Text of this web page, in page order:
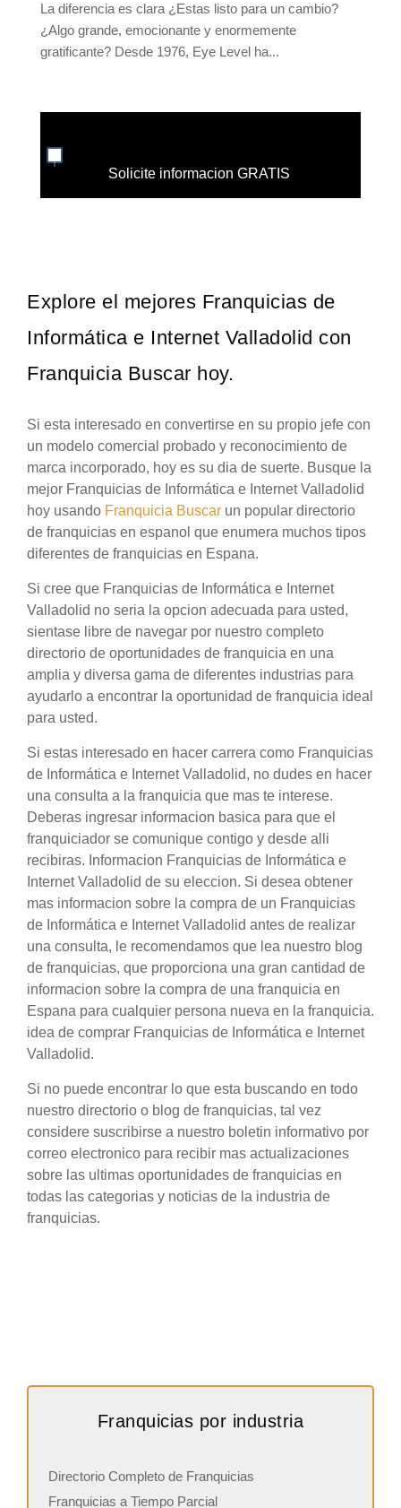
La diferencia es clara ¿Estas listo para un cambio?
¿Algo grande, emocionante y enormemente
gratificante? Desde 1976, Eye Level ha...
Solicite informacion GRATIS
Explore el mejores Franquicias de
Informática e Internet Valladolid con
Franquicia Buscar hoy.
Si esta interesado en convertirse en su propio jefe con
un modelo comercial probado y reconocimiento de
marca incorporado, hoy es su dia de suerte. Busque la
mejor Franquicias de Informática e Internet Valladolid
hoy usando Franquicia Buscar un popular directorio
de franquicias en espanol que enumera muchos tipos
diferentes de franquicias en Espana.
Si cree que Franquicias de Informática e Internet
Valladolid no seria la opcion adecuada para usted,
sientase libre de navegar por nuestro completo
directorio de oportunidades de franquicia en una
amplia y diversa gama de diferentes industrias para
ayudarlo a encontrar la oportunidad de franquicia ideal
para usted.
Si estas interesado en hacer carrera como Franquicias
de Informática e Internet Valladolid, no dudes en hacer
una consulta a la franquicia que mas te interese.
Deberas ingresar informacion basica para que el
franquiciador se comunique contigo y desde alli
recibiras. Informacion Franquicias de Informática e
Internet Valladolid de su eleccion. Si desea obtener
mas informacion sobre la compra de un Franquicias
de Informática e Internet Valladolid antes de realizar
una consulta, le recomendamos que lea nuestro blog
de franquicias, que proporciona una gran cantidad de
informacion sobre la compra de una franquicia en
Espana para cualquier persona nueva en la franquicia.
idea de comprar Franquicias de Informática e Internet
Valladolid.
Si no puede encontrar lo que esta buscando en todo
nuestro directorio o blog de franquicias, tal vez
considere suscribirse a nuestro boletin informativo por
correo electronico para recibir mas actualizaciones
sobre las ultimas oportunidades de franquicias en
todas las categorias y noticias de la industria de
franquicias.
Franquicias por industria
Directorio Completo de Franquicias
Franquicias a Tiempo Parcial